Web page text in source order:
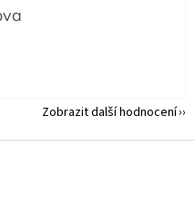
5 z 5 hvězdiček.
Zobrazit další hodnocení